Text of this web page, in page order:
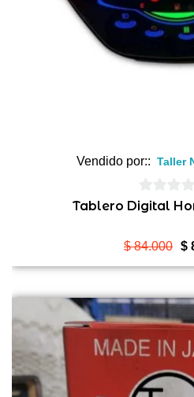
Vendido por:: Taller
0
5
Tablero Digital
$84.000 El
$
$